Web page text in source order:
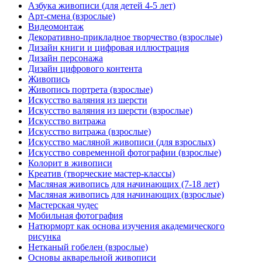
Азбука живописи (для детей 4-5 лет)
Арт-смена (взрослые)
Видеомонтаж
Декоративно-прикладное творчество (взрослые)
Дизайн книги и цифровая иллюстрация
Дизайн персонажа
Дизайн цифрового контента
Живопись
Живопись портрета (взрослые)
Искусство валяния из шерсти
Искусство валяния из шерсти (взрослые)
Искусство витража
Искусство витража (взрослые)
Искусство масляной живописи (для взрослых)
Искусство современной фотографии (взрослые)
Колорит в живописи
Креатив (творческие мастер-классы)
Масляная живопись для начинающих (7-18 лет)
Масляная живопись для начинающих (взрослые)
Мастерская чудес
Мобильная фотография
Натюрморт как основа изучения академического
рисунка
Нетканый гобелен (взрослые)
Основы акварельной живописи